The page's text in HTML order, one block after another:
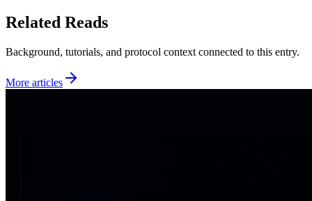
Related Reads
Background, tutorials, and protocol context connected to this entry.
More articles